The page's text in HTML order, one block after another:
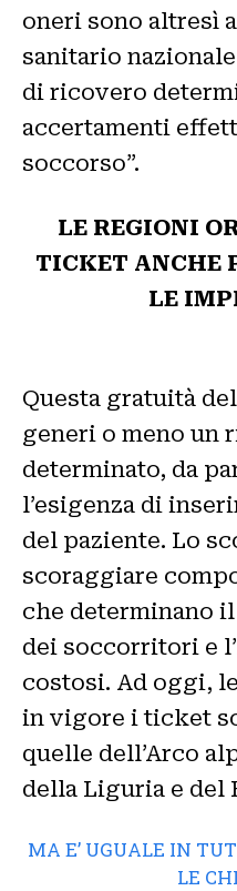
oneri sono altresì
sanitario
di ricovero
accertamenti
soccorso”.
LE REGIONI
TICKET ANCHE
LE
Questa gratuità
generi o meno un
determinato, da
l’esigenza di
del paziente. Lo
scoraggiare
che determinano
dei soccorritori e
costosi. Ad oggi,
in vigore i ticket
quelle dell’Arco
della Liguria e del
MA E’ UGUALE IN
LE